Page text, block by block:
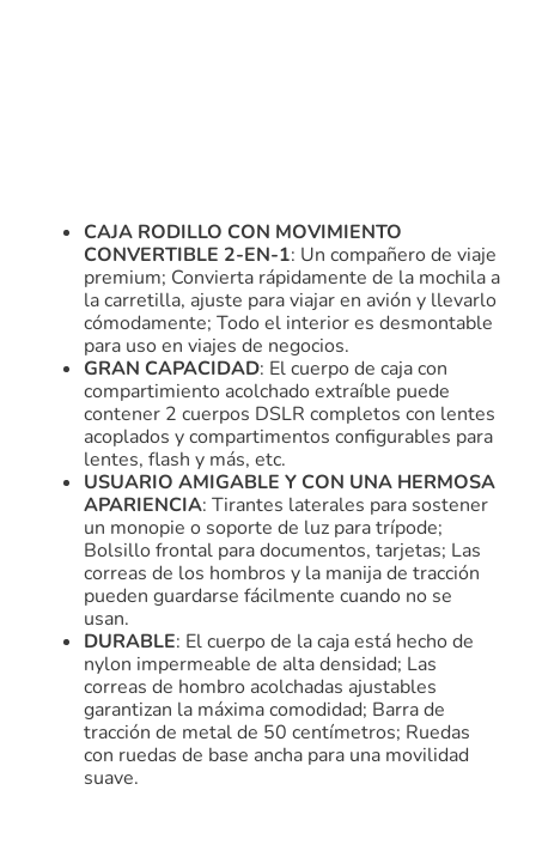
CAJA RODILLO CON MOVIMIENTO
CONVERTIBLE 2-EN-1: Un compañero de viaje
premium; Convierta rápidamente de la mochila a
la carretilla, ajuste para viajar en avión y llevarlo
cómodamente; Todo el interior es desmontable
para uso en viajes de negocios.
GRAN CAPACIDAD: El cuerpo de caja con
compartimiento acolchado extraíble puede
contener 2 cuerpos DSLR completos con lentes
acoplados y compartimentos configurables para
lentes, flash y más, etc.
USUARIO AMIGABLE Y CON UNA HERMOSA
APARIENCIA: Tirantes laterales para sostener
un monopie o soporte de luz para trípode;
Bolsillo frontal para documentos, tarjetas; Las
correas de los hombros y la manija de tracción
pueden guardarse fácilmente cuando no se
usan.
DURABLE: El cuerpo de la caja está hecho de
nylon impermeable de alta densidad; Las
correas de hombro acolchadas ajustables
garantizan la máxima comodidad; Barra de
tracción de metal de 50 centímetros; Ruedas
con ruedas de base ancha para una movilidad
suave.